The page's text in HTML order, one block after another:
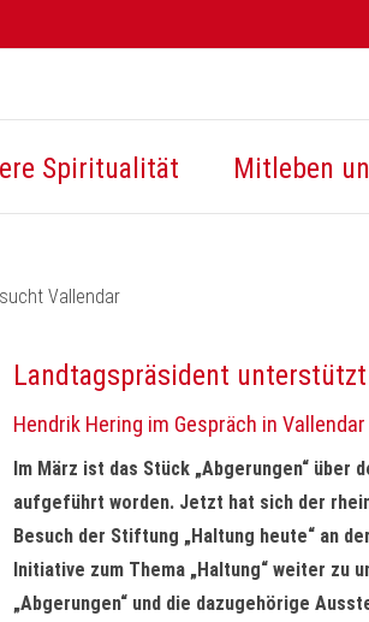
Spiritualität Mitleben
Vallendar
Landtagspräsident unterstützt
Hendrik Hering im Gespräch in
Im März ist das Stück „Abgerungen“ über
aufgeführt worden. Jetzt hat sich der
Besuch der Stiftung „Haltung heute“ an
Initiative zum Thema „Haltung“ weiter
„Abgerungen“ und die dazugehörige